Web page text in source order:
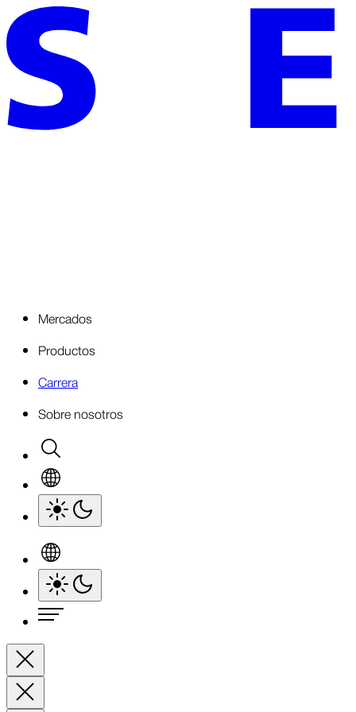
Mercados
Productos
Carrera
Sobre nosotros